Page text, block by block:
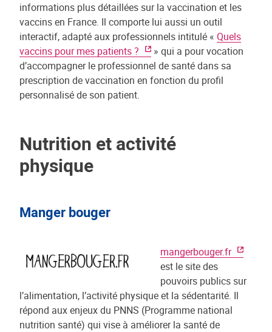
informations plus détaillées sur la vaccination et les
vaccins en France. Il comporte lui aussi un outil
interactif, adapté aux professionnels intitulé « Quels
vaccins pour mes patients ?
» qui a pour vocation
d’accompagner le professionnel de santé dans sa
prescription de vaccination en fonction du profil
personnalisé de son patient.
Nutrition et activité
physique
Manger bouger
mangerbouger.fr
est le site des
pouvoirs publics sur
l’alimentation, l’activité physique et la sédentarité. Il
répond aux enjeux du PNNS (Programme national
nutrition santé) qui vise à améliorer la santé de